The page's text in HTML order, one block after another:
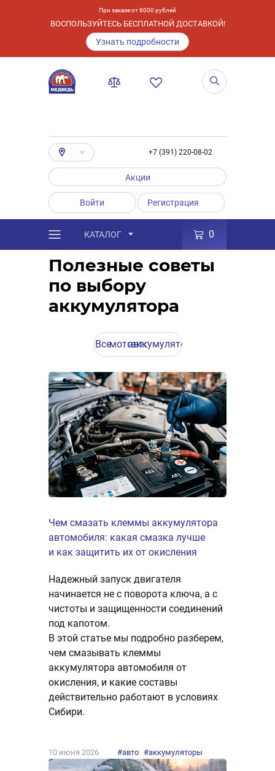
При заказе от 8000 рублей
ВОСПОЛЬЗУЙТЕСЬ БЕСПЛАТНОЙ ДОСТАВКОЙ!
Узнать подробности
+7 (391) 220-08-02
Акции
Войти Регистрация
КАТАЛОГ 0
Полезные статьи
Полезные советы
по выбору
аккумулятора
Всемотоавто
аккумуляторы
Чем смазать клеммы аккумулятора
автомобиля: какая смазка лучше
и как защитить их от окисления
Надежный запуск двигателя
начинается не с поворота ключа, а с
чистоты и защищенности соединений
под капотом.
В этой статье мы подробно разберем,
чем смазывать клеммы
аккумулятора автомобиля от
окисления, и какие составы
действительно работают в условиях
Сибири.
10 июня 2026 #авто #аккумуляторы